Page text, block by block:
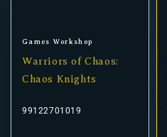
Anbieter:
Games Workshop
Warriors of Chaos:
Chaos Knights
99122701019